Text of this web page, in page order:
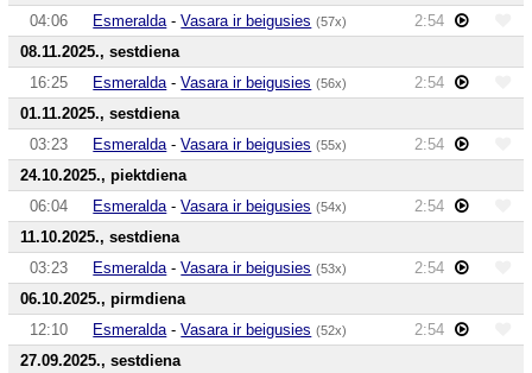
04:06
Esmeralda -Vasara ir beigusies (57x)
2:54
08.11.2025., sestdiena
16:25
Esmeralda -Vasara ir beigusies (56x)
2:54
01.11.2025., sestdiena
03:23
Esmeralda -Vasara ir beigusies (55x)
2:54
24.10.2025., piektdiena
06:04
Esmeralda -Vasara ir beigusies (54x)
2:54
11.10.2025., sestdiena
03:23
Esmeralda -Vasara ir beigusies (53x)
2:54
06.10.2025., pirmdiena
12:10
Esmeralda -Vasara ir beigusies (52x)
2:54
27.09.2025., sestdiena